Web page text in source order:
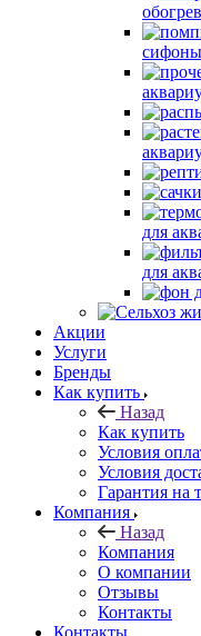
для
для
Акции
Услуги
Бренды
Как купить
Назад
Как купить
Условия
Условия
Гарантия на
Компания
Назад
Компания
О компании
Отзывы
Контакты
Контакты